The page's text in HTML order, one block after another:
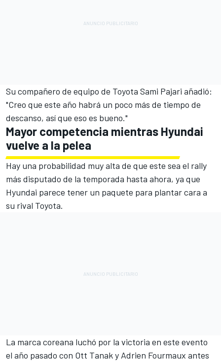
Su compañero de equipo de Toyota Sami Pajari añadió:
"Creo que este año habrá un poco más de tiempo de
descanso, así que eso es bueno."
Mayor competencia mientras Hyundai
vuelve a la pelea
Hay una probabilidad muy alta de que este sea el rally
más disputado de la temporada hasta ahora, ya que
Hyundai parece tener un paquete para plantar cara a
su rival Toyota.
La marca coreana luchó por la victoria en este evento
el año pasado con Ott Tanaky Adrien Fourmaux antes